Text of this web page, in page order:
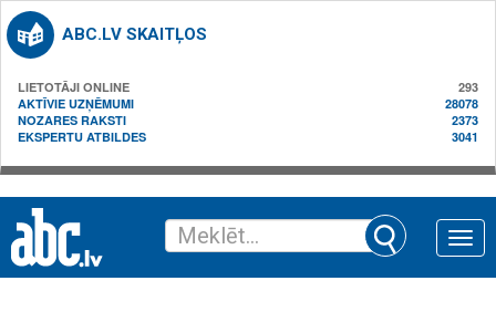
ABC.LV SKAITĻOS
LIETOTĀJI ONLINE
293
AKTĪVIE UZŅĒMUMI
28078
NOZARES RAKSTI
2373
EKSPERTU ATBILDES
3041
Toggle